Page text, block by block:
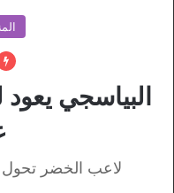
البياسجي
لاعب الخضر